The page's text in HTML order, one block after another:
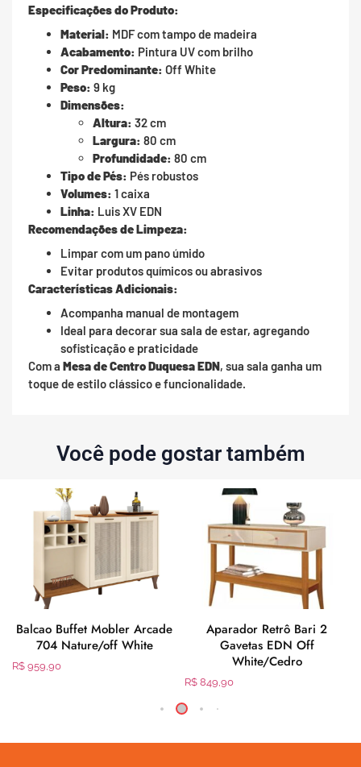
Especificações do Produto:
Material: MDF com tampo de madeira
Acabamento: Pintura UV com brilho
Cor Predominante: Off White
Peso: 9 kg
Dimensões:
Altura: 32 cm
Largura: 80 cm
Profundidade: 80 cm
Tipo de Pés: Pés robustos
Volumes: 1 caixa
Linha: Luis XV EDN
Recomendações de Limpeza:
Limpar com um pano úmido
Evitar produtos químicos ou abrasivos
Características Adicionais:
Acompanha manual de montagem
Ideal para decorar sua sala de estar, agregando
sofisticação e praticidade
Com a Mesa de Centro Duquesa EDN, sua sala ganha um
toque de estilo clássico e funcionalidade.
Você pode gostar também
Balcao Buffet Mobler Arcade
704 Nature/off White
R$ 959,90
Aparador Retrô Bari 2
Gavetas EDN Off
White/Cedro
R$ 849,90